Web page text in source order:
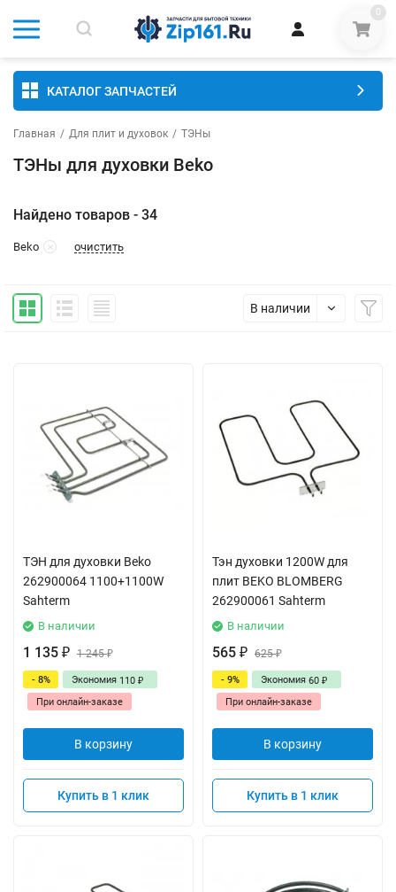
0
КАТАЛОГ ЗАПЧАСТЕЙ
Главная / Для плит и духовок / ТЭНы
ТЭНы для духовки Beko
Найдено товаров - 34
Beko очистить
В наличии
ТЭН для духовки Beko
262900064 1100+1100W
Sahterm
В наличии
1 135 ₽ 1 245₽
- 8% Экономия 110 ₽
При онлайн-заказе
В корзину
Купить в 1 клик
Тэн духовки 1200W для
плит BEKO BLOMBERG
262900061 Sahterm
В наличии
565 ₽ 625₽
- 9% Экономия 60 ₽
При онлайн-заказе
В корзину
Купить в 1 клик